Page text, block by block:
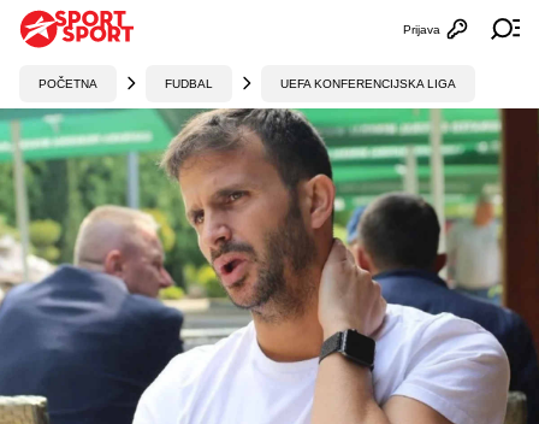
Otvori
Prijava
POČETNA FUDBAL UEFA KONFERENCIJSKA LIGA